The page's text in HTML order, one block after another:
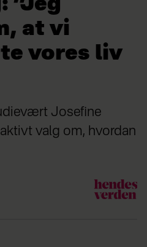
”Jeg
at vi
vores liv
Josefine
valg om, hvordan